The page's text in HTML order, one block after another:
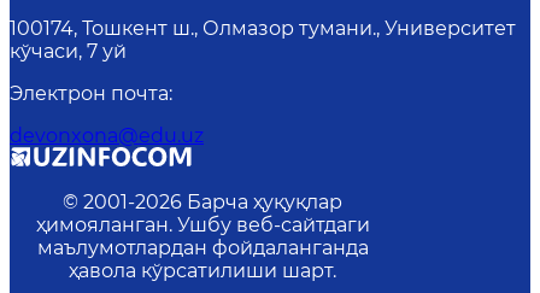
100174, Тошкент ш., Олмазор тумани., Университет
кўчаси, 7 уй
Электрон почта:
devonxona@edu.uz
© 2001-2026 Барча ҳуқуқлар
ҳимояланган. Ушбу веб-сайтдаги
маълумотлардан фойдаланганда
ҳавола кўрсатилиши шарт.